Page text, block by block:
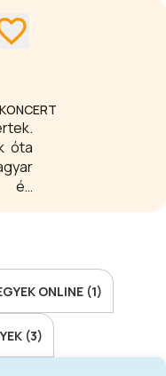
es
el
ONLINE (1)
(3)